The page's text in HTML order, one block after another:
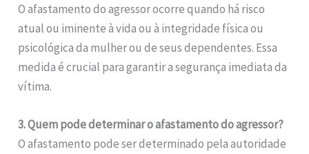
O afastamento do agressor ocorre quando há risco
atual ou iminente à vida ou à integridade física ou
psicológica da mulher ou de seus dependentes. Essa
medida é crucial para garantir a segurança imediata da
vítima.
3. Quem pode determinar o afastamento do agressor?
O afastamento pode ser determinado pela autoridade